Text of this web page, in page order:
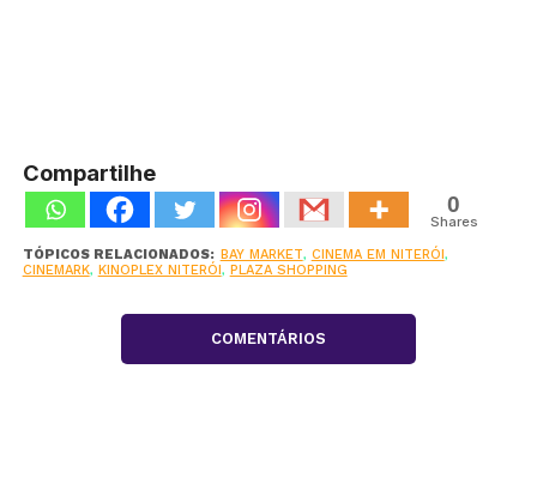
Compartilhe
0
Shares
TÓPICOS RELACIONADOS: BAY MARKET, CINEMA EM NITERÓI ,
CINEMARK, KINOPLEX NITERÓI , PLAZA SHOPPING
COMENTÁRIOS